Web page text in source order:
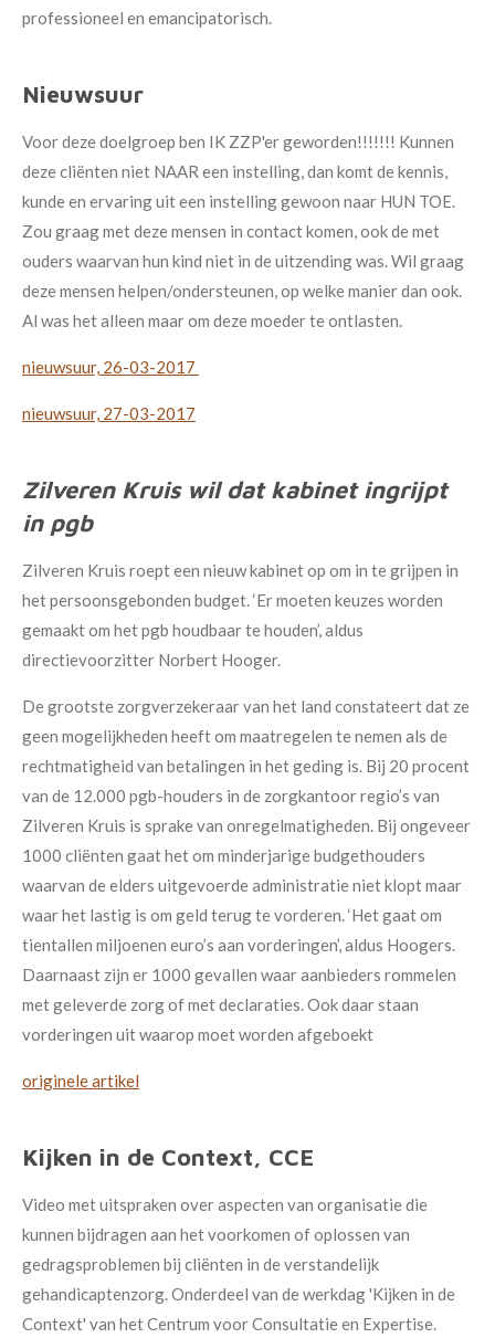
professioneel en emancipatorisch.
Nieuwsuur
Voor deze doelgroep ben IK ZZP'er geworden!!!!!!! Kunnen
deze cliënten niet NAAR een instelling, dan komt de kennis,
kunde en ervaring uit een instelling gewoon naar HUN TOE.
Zou graag met deze mensen in contact komen, ook de met
ouders waarvan hun kind niet in de uitzending was. Wil graag
deze mensen helpen/ondersteunen, op welke manier dan ook.
Al was het alleen maar om deze moeder te ontlasten.
nieuwsuur, 26-03-2017
nieuwsuur, 27-03-2017
Zilveren Kruis wil dat kabinet ingrijpt
in pgb
Zilveren Kruis roept een nieuw kabinet op om in te grijpen in
het persoonsgebonden budget. ‘Er moeten keuzes worden
gemaakt om het pgb houdbaar te houden’, aldus
directievoorzitter Norbert Hooger.
De grootste zorgverzekeraar van het land constateert dat ze
geen mogelijkheden heeft om maatregelen te nemen als de
rechtmatigheid van betalingen in het geding is. Bij 20 procent
van de 12.000 pgb-houders in de zorgkantoor regio’s van
Zilveren Kruis is sprake van onregelmatigheden. Bij ongeveer
1000 cliënten gaat het om minderjarige budgethouders
waarvan de elders uitgevoerde administratie niet klopt maar
waar het lastig is om geld terug te vorderen. ‘Het gaat om
tientallen miljoenen euro’s aan vorderingen’, aldus Hoogers.
Daarnaast zijn er 1000 gevallen waar aanbieders rommelen
met geleverde zorg of met declaraties. Ook daar staan
vorderingen uit waarop moet worden afgeboekt
originele artikel
Kijken in de Context, CCE
Video met uitspraken over aspecten van organisatie die
kunnen bijdragen aan het voorkomen of oplossen van
gedragsproblemen bij cliënten in de verstandelijk
gehandicaptenzorg. Onderdeel van de werkdag 'Kijken in de
Context' van het Centrum voor Consultatie en Expertise.